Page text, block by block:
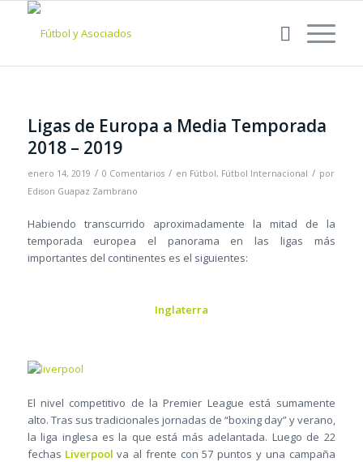
Ligas de Europa a Media Temporada
2018 – 2019
enero 14, 2019 / 0 Comentarios / en Fútbol, Fútbol Internacional / por
Edison Guapaz Zambrano
Habiendo transcurrido aproximadamente la mitad de la
temporada europea el panorama en las ligas más
importantes del continentes es el siguientes:
Inglaterra
El nivel competitivo de la Premier League está sumamente
alto. Tras sus tradicionales jornadas de “boxing day” y verano,
la liga inglesa es la que está más adelantada. Luego de 22
fechas Liverpool va al frente con 57 puntos y una campaña